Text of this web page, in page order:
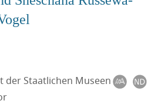
der Staatlichen Museen